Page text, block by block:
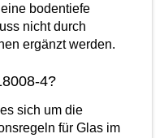
bodentiefe
nicht durch
ergänzt werden.
4?
sich um die
für Glas im